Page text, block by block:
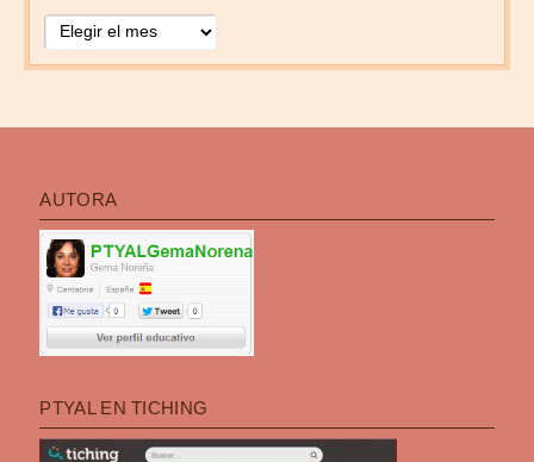
AUTORA
PTYAL EN TICHING